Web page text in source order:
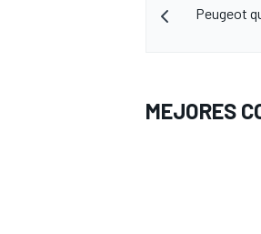
Peugeot
MEJORES